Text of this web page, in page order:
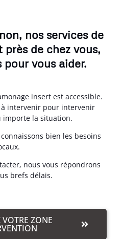
nos services de
près de chez vous,
pour vous aider.
insert est accessible.
intervenir pour intervenir
importe la situation.
bien les besoins
nous vous répondrons
brefs délais.
VOTRE ZONE